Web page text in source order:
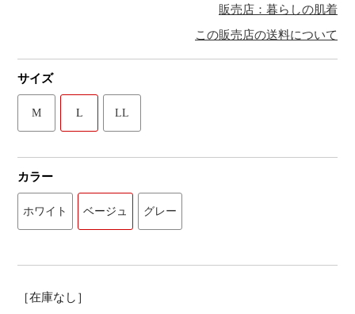
販売店：暮らしの肌着
この販売店の送料について
サイズ
M L LL
カラー
ホワイト ベージュ グレー
［在庫なし］